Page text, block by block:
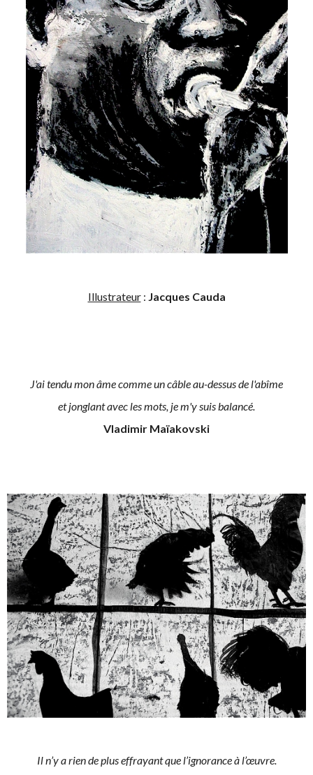
Illustrateur: Jacques Cauda
J'ai tendu mon âme comme un câble au-dessus de l'abîme
et jonglant avec les mots, je m'y suis balancé.
Vladimir Maïakovski
Il n’y a rien de plus effrayant que l’ignorance à l’œuvre.